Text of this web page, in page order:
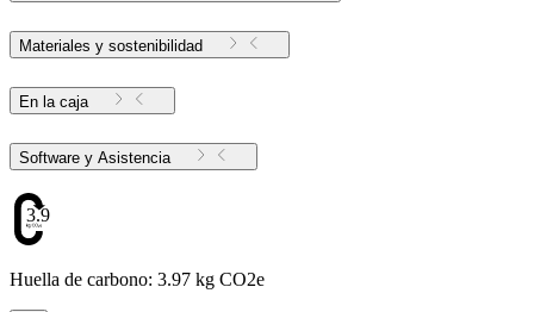
Materiales y sostenibilidad
En la caja
Software y Asistencia
3.97
Huella de carbono: 3.97 kg CO2e